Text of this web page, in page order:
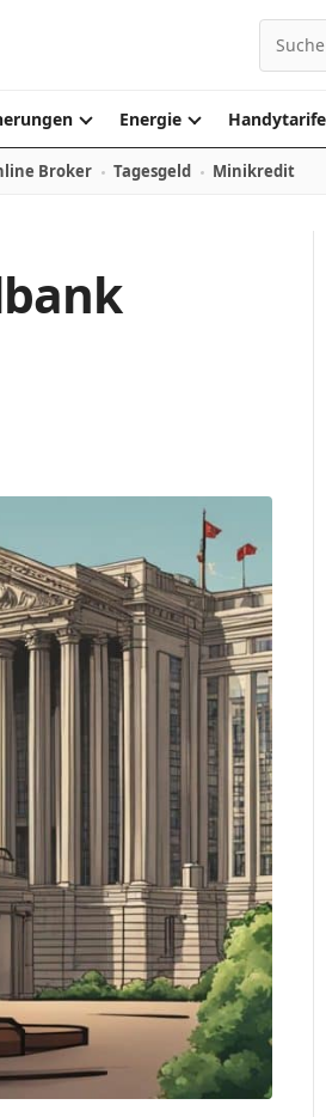
Search
Energie Handytarife
Broker Tagesgeld Minikredit